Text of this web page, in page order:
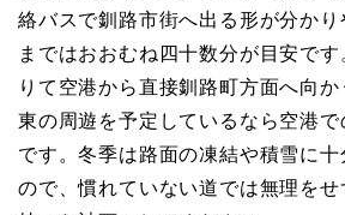
絡バスで釧路市街へ出る形が分か
まではおおむね四十数分が目安で
りて空港から直接釧路町方面へ向
東の周遊を予定しているなら空港で
です。冬季は路面の凍結や積雪に
ので、慣れていない道では無理を